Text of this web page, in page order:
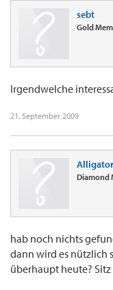
sebt
Gold
Irgendwelche
21. September 2009
Alligator
Diamond
hab noch nichts
dann wird es nützlich
überhaupt heute?